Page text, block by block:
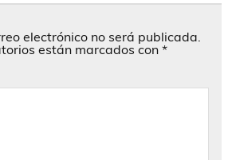
electrónico no será publicada.
están marcados con *